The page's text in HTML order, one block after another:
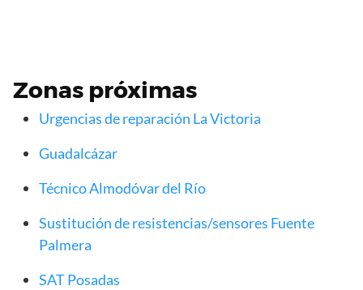
Zonas próximas
Urgencias de reparación La Victoria
Guadalcázar
Técnico Almodóvar del Río
Sustitución de resistencias/sensores Fuente
Palmera
SAT Posadas